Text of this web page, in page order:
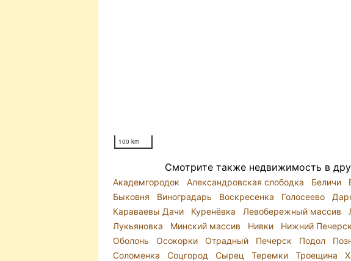
100 km
Смотрите также недвижимость в
Академгородок Александровская слободка Беличи
Быковня
Виноградарь Воскресенка Голосеево
Караваевы Дачи
Куренёвка Левобережный массив
Лукьяновка
Минский массив Нивки Нижний Печерск
Оболонь
Осокорки Отрадный Печерск Подол
Соломенка
Соцгород Сырец Теремки Троещина